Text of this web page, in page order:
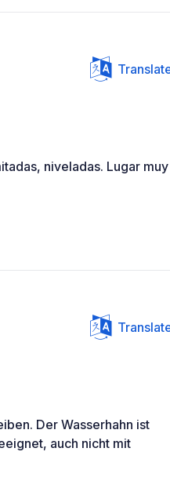
niveladas. Lugar muy
Der Wasserhahn ist
auch nicht mit